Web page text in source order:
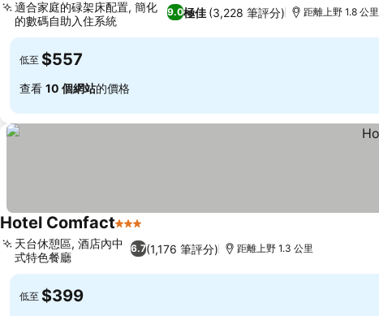
9.0極佳 (3,228 筆評分)
適合家庭的碌架床配置, 簡化
的數碼自助入住系統
距離上野 1.8 公里
低至 $557
查看 10 個網站的價格
Hotel Comfact3 星級
6.7(1,176 筆評分)
天台休憩區, 酒店內中
式特色餐廳
距離上野 1.3 公里
低至 $399